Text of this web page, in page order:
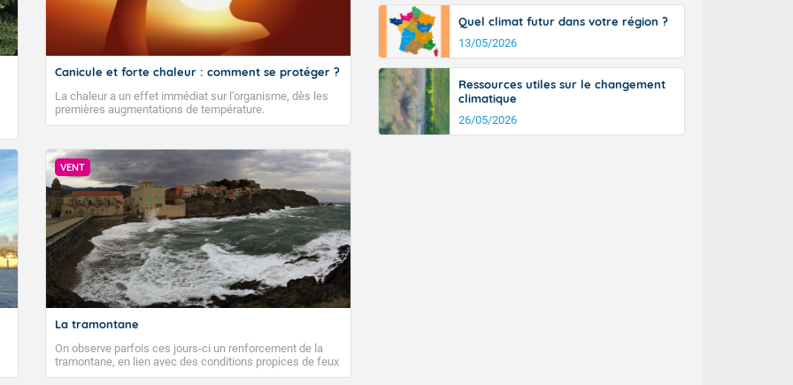
Canicule et forte chaleur : comment se protéger ?
La chaleur a un effet immédiat sur l’organisme, dès les
premières augmentations de température.
VENT
La tramontane
On observe parfois ces jours-ci un renforcement de la
tramontane, en lien avec des conditions propices de feux
de forêt. Mais qu'est-ce que la tramontane ? Quelles sont
Quel climat futur dans votre région ?
13/05/2026
Ressources utiles sur le changement
climatique
26/05/2026